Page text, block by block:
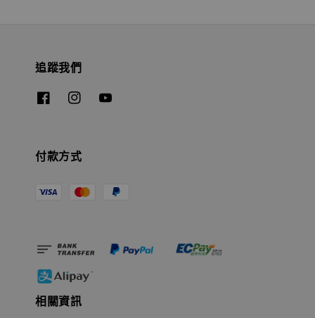
追蹤我們
付款方式
相關資訊